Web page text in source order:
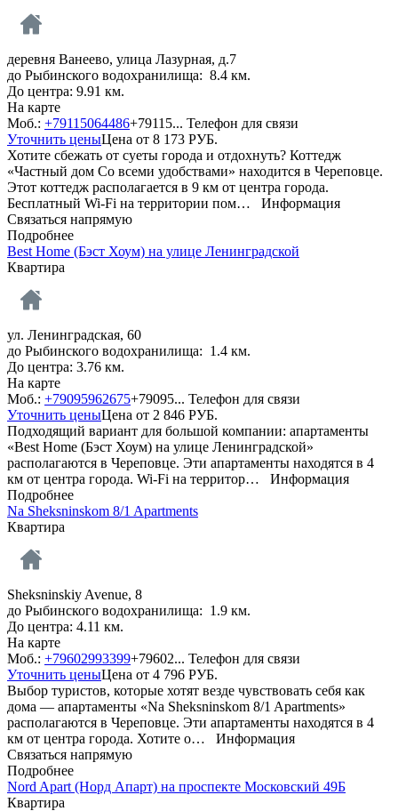
деревня Ванеево, улица Лазурная, д.7
до Рыбинского водохранилища: 8.4 км.
До центра: 9.91 км.
На карте
Моб.: +79115064486+79115... Телефон для связи
Уточнить ценыЦена от 8 173 РУБ.
Хотите сбежать от суеты города и отдохнуть? Коттедж
«Частный дом Со всеми удобствами» находится в Череповце.
Этот коттедж располагается в 9 км от центра города.
Бесплатный Wi-Fi на территории пом… Информация
Связаться напрямую
Подробнее
Best Home (Бэст Хоум) на улице Ленинградской
Квартира
ул. Ленинградская, 60
до Рыбинского водохранилища: 1.4 км.
До центра: 3.76 км.
На карте
Моб.: +79095962675+79095... Телефон для связи
Уточнить ценыЦена от 2 846 РУБ.
Подходящий вариант для большой компании: апартаменты
«Best Home (Бэст Хоум) на улице Ленинградской»
располагаются в Череповце. Эти апартаменты находятся в 4
км от центра города. Wi-Fi на территор… Информация
Подробнее
Na Sheksninskom 8/1 Apartments
Квартира
Sheksninskiy Avenue, 8
до Рыбинского водохранилища: 1.9 км.
До центра: 4.11 км.
На карте
Моб.: +79602993399+79602... Телефон для связи
Уточнить ценыЦена от 4 796 РУБ.
Выбор туристов, которые хотят везде чувствовать себя как
дома — апартаменты «Na Sheksninskom 8/1 Apartments»
располагаются в Череповце. Эти апартаменты находятся в 4
км от центра города. Хотите о… Информация
Связаться напрямую
Подробнее
Nord Apart (Норд Апарт) на проспекте Московский 49Б
Квартира